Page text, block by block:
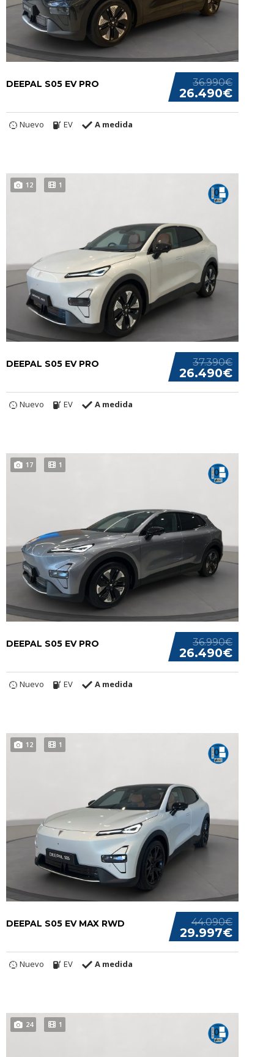
36.990€
26.490€
DEEPAL S05 EV PRO
Nuevo EV A medida
12 1
37.390€
26.490€
DEEPAL S05 EV PRO
Nuevo EV A medida
17 1
36.990€
26.490€
DEEPAL S05 EV PRO
Nuevo EV A medida
12 1
44.090€
29.997€
DEEPAL S05 EV MAX RWD
Nuevo EV A medida
24 1